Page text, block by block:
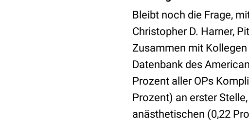
Bleibt noch die Frage,
Christopher D. Harner,
Zusammen mit
Datenbank des
Prozent aller OPs
Prozent) an erster
anästhetischen (0,22